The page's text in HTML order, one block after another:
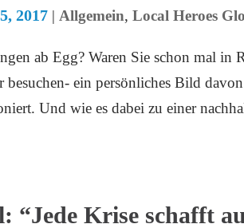
2017 | Allgemein,Local Heroes
ab Egg? Waren Sie schon mal in
ein persönliches Bild
Und wie es dabei zu einer
“Jede Krise schafft